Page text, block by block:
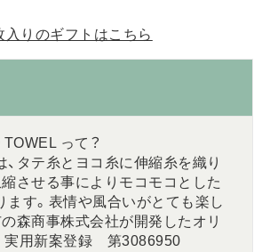
入りのギフトはこちら
って？
、タテ糸とヨコ糸に伸縮糸を織り
縮させる事によりモコモコとした
ます。表情や風合いがとても楽し
の森商事株式会社が開発したオリ
実用新案登録 第3086950